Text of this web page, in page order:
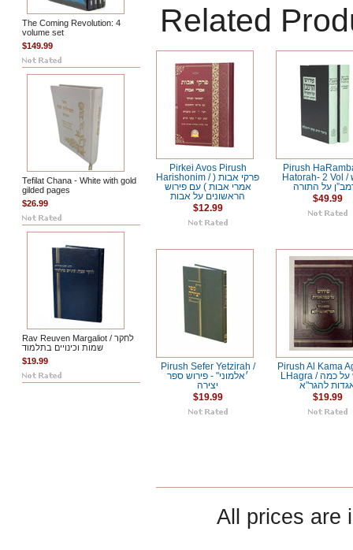
The Coming Revolution: 4
volume set
$149.99
Tefilat Chana - White with gold
gilded pages
$26.99
Rav Reuven Margaliot / לחקר
שמות וכינויים בתלמוד
$19.99
Related
Pirkei Avos Pirush
Harishonim / פרקי אבות (
אמרי אבות ) עם פירוש
הראשונים על אבות
$12.99
Pirush
Hatorah- 2 Vol / פירוש
על התורה
$49.99
Pirush Sefer Yetzirah /
׳אלמוני" - פירוש ספר
יצירה
$19.99
Pirush Al Kama
LHagra / פירוש על כמה
להגר"א
$19.99
All prices are